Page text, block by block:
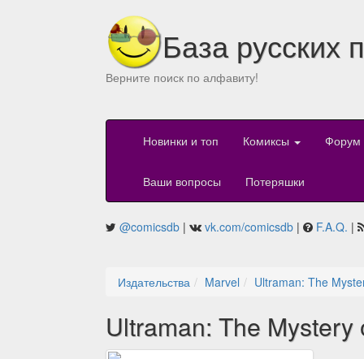
База русских
Верните поиск по алфавиту!
Новинки и топ Комиксы Форум
Ваши вопросы Потеряшки
@comicsdb | vk.com/comicsdb | F.A.Q. |
Издательства Marvel Ultraman: The
Ultraman: The